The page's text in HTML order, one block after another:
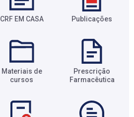
CRF EM CASA Publicações
Materiais de
cursos​
Prescrição
Farmacêutica​